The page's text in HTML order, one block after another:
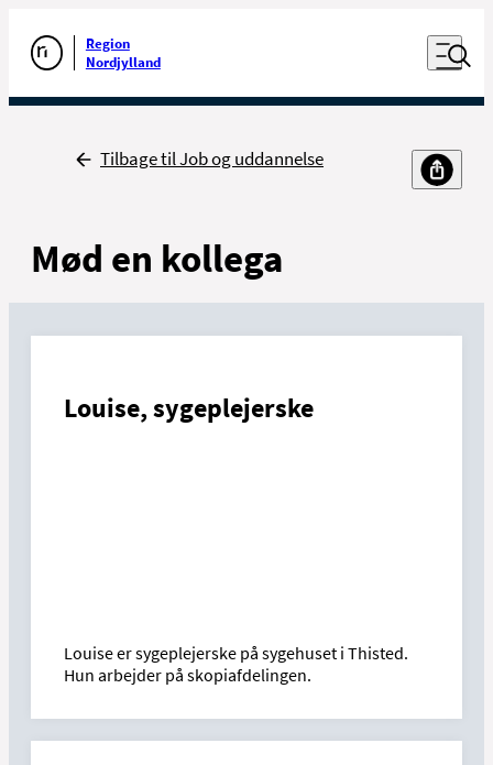
Gå til forsiden
Region
Nordjylland
Åben
Udfør søgning
Tilbage
Tilbage til Job og uddannelse
Mød en kollega
Louise, sygeplejerske
Louise er sygeplejerske på sygehuset i Thisted.
Hun arbejder på skopiafdelingen.